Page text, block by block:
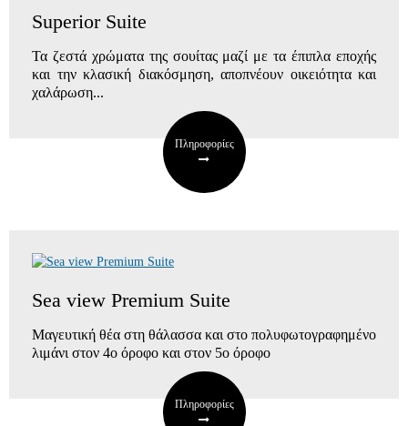
Superior Suite
Τα ζεστά χρώματα της σουίτας μαζί με τα έπιπλα εποχής
και την κλασική διακόσμηση, αποπνέουν οικειότητα και
χαλάρωση...
Πληροφορίες
Sea view Premium Suite
Μαγευτική θέα στη θάλασσα και στο πολυφωτογραφημένο
λιμάνι στον 4ο όροφο και στον 5ο όροφο
Πληροφορίες